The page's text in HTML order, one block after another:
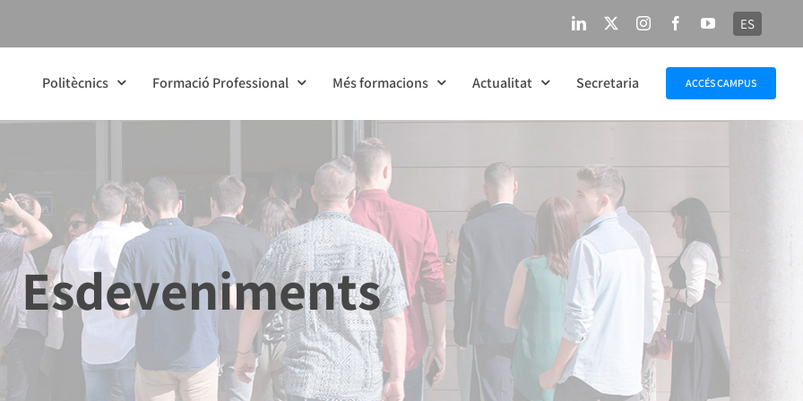
LinkedIn InstagramFacebookYouTube
ES
Politècnics Formació Professional Més formacions Actualitat Secretaria ACCÉS CAMPUS
Esdeveniments